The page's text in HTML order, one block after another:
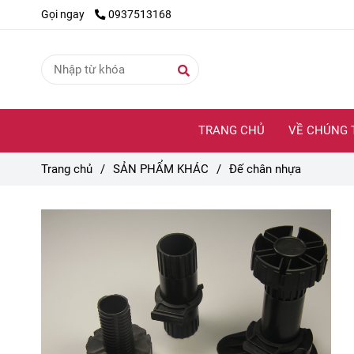
Gọi ngay 0937513168
TRANG CHỦ VỀ CHÚNG
Trang chủ / SẢN PHẨM KHÁC / Đế chân nhựa